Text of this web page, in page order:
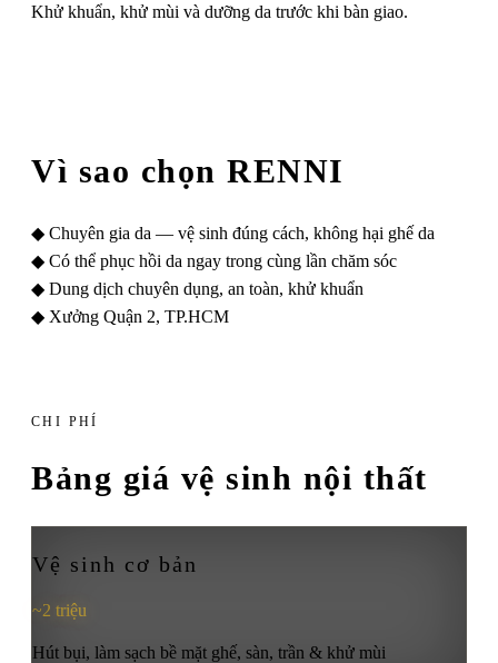
Khử khuẩn, khử mùi và dưỡng da trước khi bàn giao.
Vì sao chọn RENNI
◆ Chuyên gia da — vệ sinh đúng cách, không hại ghế da
◆ Có thể phục hồi da ngay trong cùng lần chăm sóc
◆ Dung dịch chuyên dụng, an toàn, khử khuẩn
◆ Xưởng Quận 2, TP.HCM
CHI PHÍ
Bảng giá vệ sinh nội thất
Vệ sinh cơ bản
~2 triệu
Hút bụi, làm sạch bề mặt ghế, sàn, trần & khử mùi